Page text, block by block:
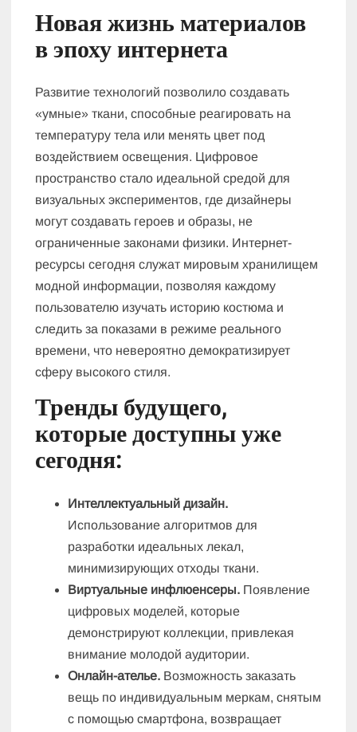
Новая жизнь материалов
в эпоху интернета
Развитие технологий позволило создавать
«умные» ткани, способные реагировать на
температуру тела или менять цвет под
воздействием освещения. Цифровое
пространство стало идеальной средой для
визуальных экспериментов, где дизайнеры
могут создавать героев и образы, не
ограниченные законами физики. Интернет-
ресурсы сегодня служат мировым хранилищем
модной информации, позволяя каждому
пользователю изучать историю костюма и
следить за показами в режиме реального
времени, что невероятно демократизирует
сферу высокого стиля.
Тренды будущего,
которые доступны уже
сегодня:
Интеллектуальный дизайн.
Использование алгоритмов для
разработки идеальных лекал,
минимизирующих отходы ткани.
Виртуальные инфлюенсеры. Появление
цифровых моделей, которые
демонстрируют коллекции, привлекая
внимание молодой аудитории.
Онлайн-ателье. Возможность заказать
вещь по индивидуальным меркам, снятым
с помощью смартфона, возвращает